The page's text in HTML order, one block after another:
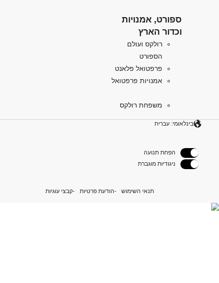
ספורט, אמנויות
וכדור הארץ
רולקס ועולם
הספורט
פרפטואל פלאנט
אמנויות פרפטואל
משפחת רולקס
בינלאומי: עברית
הפחת תנועה
ניגודיות מוגברת
תנאי השימוש הודעת פרטיות קבצי עוגיות